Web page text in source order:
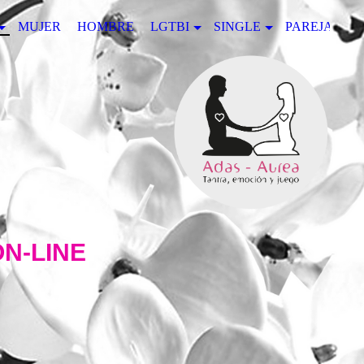
MUJER HOMBRE LGTBI SINGLE PAREJA
LINE